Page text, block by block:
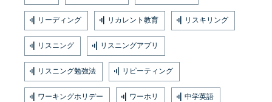
リーディング リカレント教育 リスキリング
リスニング リスニングアプリ
リスニング勉強法 リピーティング
ワーキングホリデー ワーホリ 中学英語